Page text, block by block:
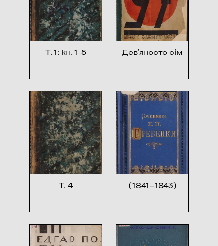
Т. 1: кн. 1-5 Дев’яносто сім
Т. 4 (1841—1843)